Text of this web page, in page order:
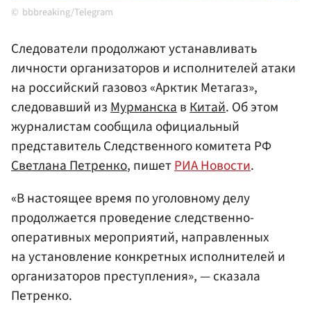
bbbreaking/Telegram
Следователи продолжают устанавливать
личности организаторов и исполнителей атаки
на российский газовоз «Арктик Метагаз»,
следовавший изМурманскавКитай. Об этом
журналистам сообщила официальный
представитель Следственного комитета РФ
Светлана Петренко, пишетРИА Новости.
«В настоящее время по уголовному делу
продолжается проведение следственно-
оперативных мероприятий, направленных
на установление конкретных исполнителей и
организаторов преступления», — сказала
Петренко.